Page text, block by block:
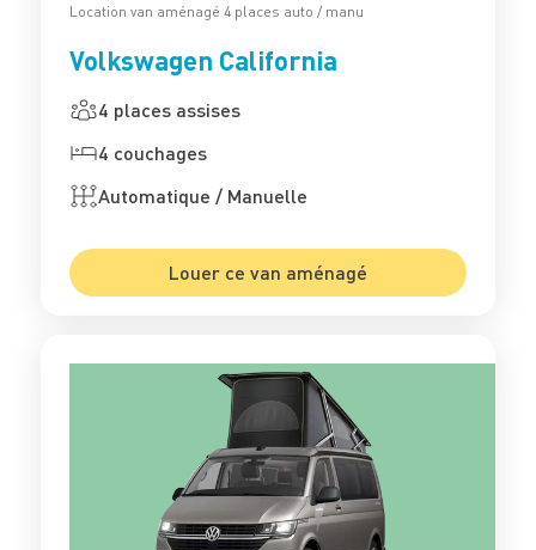
Location van aménagé 4 places auto / manu
Volkswagen California
4 places assises
4 couchages
Automatique / Manuelle
Louer ce van aménagé